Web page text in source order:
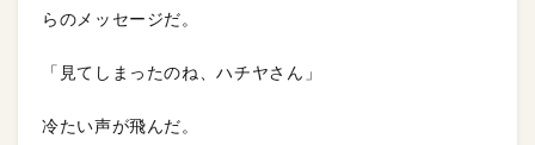
らのメッセージだ。
「見てしまったのね、ハチヤさん」
冷たい声が飛んだ。